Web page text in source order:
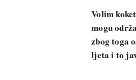
Volim
mogu
zbog toga
ljeta i to